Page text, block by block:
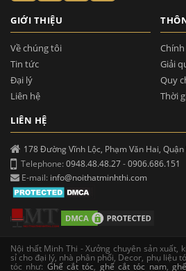
GIỚI THIỆU
Về chúng tôi
Tin tức
Đại lý
Liên hệ
Giải
Quy
Thời
LIÊN HỆ
178 Đường Vĩnh Lộc, Phạm Văn Hai,
Telephone: 0948.48.48.27-0906.686.151
E-mail: info@noithatminhthi.com
Nội thất Minh Thi - Xưởng chuyên sản xuất,
sỉ cho đại lý, nhà phân phối, Decor, phụ liệu
tóc như: Ghế cắt tóc,ghế cắt tóc nam,